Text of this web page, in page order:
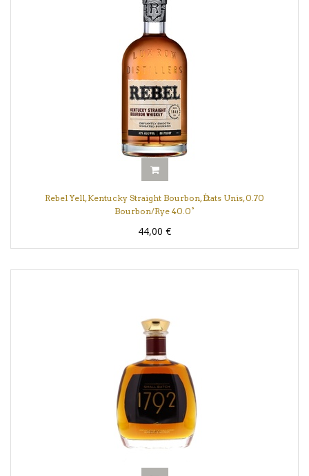
Rebel Yell, Kentucky Straight Bourbon, États Unis, 0.70
Bourbon/Rye 40.0°
44,00 €